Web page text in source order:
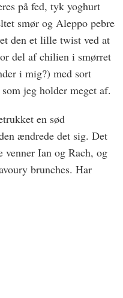
på fed, tyk yoghurt
smør og Aleppo pebre
den et lille twist ved at
del af chilien i smørret
i mig?) med sort
jeg holder meget af.
en sød
ændrede det sig. Det
venner Ian og Rach, og
brunches. Har